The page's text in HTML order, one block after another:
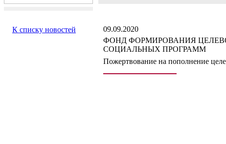
К списку новостей
09.09.2020
ФОНД ФОРМИРОВАНИЯ
СОЦИАЛЬНЫХ ПРОГРАММ
Пожертвование на пополнение